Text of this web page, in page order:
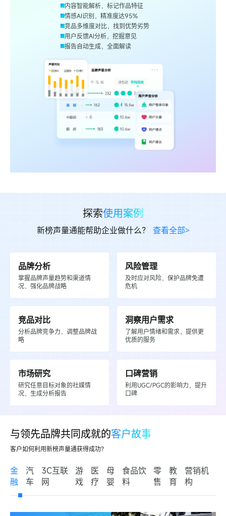
内容智能解析，标记作品特征
情感AI识别，精准度达95%
竞品多维度对比，找到优势劣势
用户反馈AI分析，挖掘意见
报告自动生成，全面解读
AI专业研判，智能生成维权举证材料
建立社媒关系库，管理社媒资源
用数据智能驱动决策
榜豆AI全程陪伴，想问什么都能问
探索使用案例
新榜声量通能帮助企业做什么？ 查看全部>
品牌分析
掌握品牌声量趋势和渠道情
况，强化品牌战略
风险管理
及时应对风险，保护品牌免遭
危机
竞品对比
分析品牌竞争力，调整品牌战
略
洞察用户需求
了解用户情绪和需求，提供更
优质的服务
市场研究
研究任意目标对象的社媒情
况，生成分析报告
口碑营销
利用UGC/PGC的影响力，提升
口碑
与领先品牌共同成就的客户故事
客户如何利用新榜声量通获得成功？
金
融
汽
车
3C互联
网
游
戏
医
疗
母
婴
食品饮
料
零
售
教
育
营销机
构